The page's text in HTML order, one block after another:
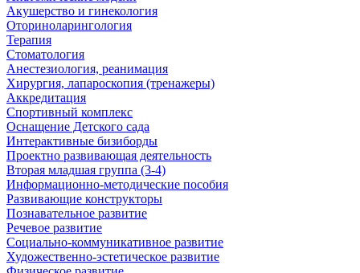
Акушерство и гинекология
Оториноларингология
Терапия
Стоматология
Анестезиология, реанимация
Хирургия, лапароскопия (тренажеры)
Аккредитация
Спортивный комплекс
Оснащение Детского сада
Интерактивные бизиборды
Проектно развивающая деятельность
Вторая младшая группа (3-4)
Информационно-методические пособия
Развивающие конструкторы
Познавательное развитие
Речевое развитие
Социально-коммуникативное развитие
Художественно-эстетическое развитие